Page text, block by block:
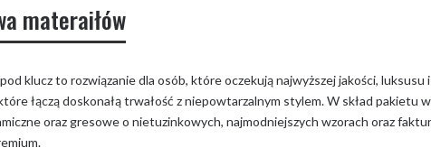
materaiłów
klucz to rozwiązanie dla osób, które oczekują najwyższej jakości,
łączą doskonałą trwałość z niepowtarzalnym stylem. W skład pakietu
oraz gresowe o nietuzinkowych, najmodniejszych wzorach oraz